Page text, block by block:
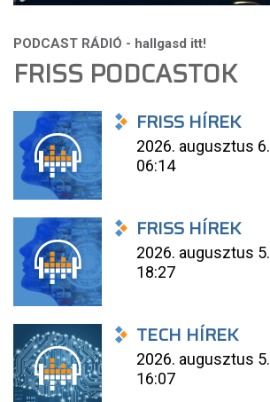
FRISS PODCASTOK
FRISS HÍREK
2026. augusztus 6.
06:14
FRISS HÍREK
2026. augusztus 5.
18:27
TECH HÍREK
2026. augusztus 5.
16:07